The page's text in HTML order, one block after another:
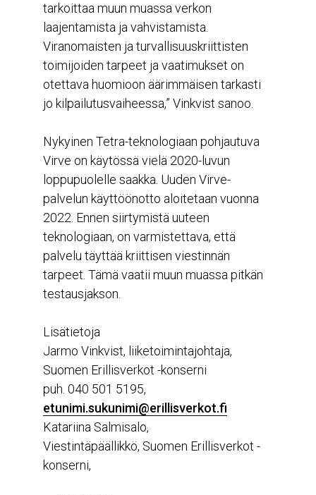
tarkoittaa muun muassa verkon
laajentamista ja vahvistamista.
Viranomaisten ja turvallisuuskriittisten
toimijoiden tarpeet ja vaatimukset on
otettava huomioon äärimmäisen tarkasti
jo kilpailutusvaiheessa,” Vinkvist sanoo.
Nykyinen Tetra-teknologiaan pohjautuva
Virve on käytössä vielä 2020-luvun
loppupuolelle saakka. Uuden Virve-
palvelun käyttöönotto aloitetaan vuonna
2022. Ennen siirtymistä uuteen
teknologiaan, on varmistettava, että
palvelu täyttää kriittisen viestinnän
tarpeet. Tämä vaatii muun muassa pitkän
testausjakson.
Lisätietoja
Jarmo Vinkvist, liiketoimintajohtaja,
Suomen Erillisverkot -konserni
puh. 040 501 5195,
etunimi.sukunimi@erillisverkot.fi
Katariina Salmisalo,
Viestintäpäällikkö, Suomen Erillisverkot -
konserni,